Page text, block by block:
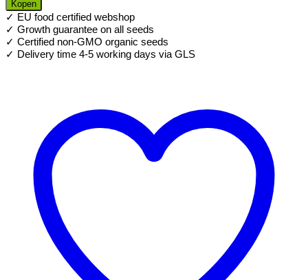
zaden
voor
Kiemgroente
aantal
Kopen
✓ EU food certified webshop
✓ Growth guarantee on all seeds
✓ Certified non-GMO organic seeds
✓ Delivery time 4-5 working days via GLS